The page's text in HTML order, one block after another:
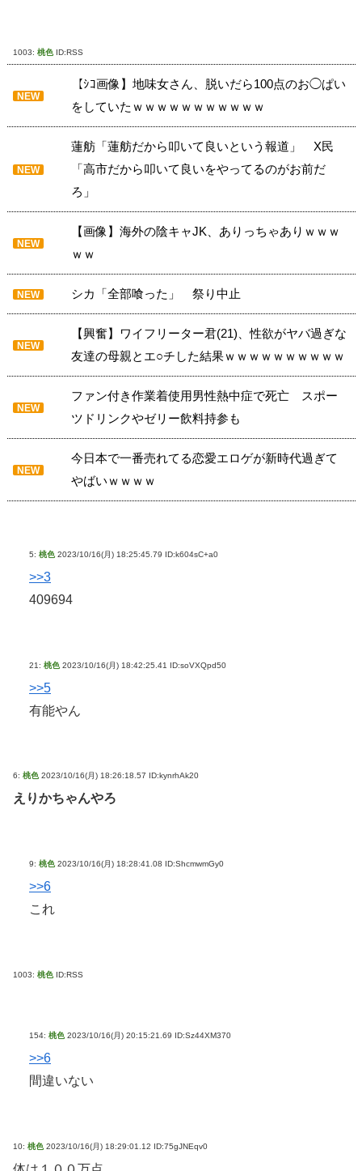
1003: 桃色 ID:RSS
NEW
【ｼｺ画像】地味女さん、脱いだら100点のお◯ぱい
をしていたｗｗｗｗｗｗｗｗｗｗｗ
NEW
蓮舫「蓮舫だから叩いて良いという報道」 X民
「高市だから叩いて良いをやってるのがお前だ
ろ」
NEW
【画像】海外の陰キャJK、ありっちゃありｗｗｗ
ｗｗ
NEW シカ「全部喰った」 祭り中止
NEW
【興奮】ワイフリーター君(21)、性欲がヤバ過ぎな
友達の母親とエ○チした結果ｗｗｗｗｗｗｗｗｗｗ
NEW
ファン付き作業着使用男性熱中症で死亡 スポー
ツドリンクやゼリー飲料持参も
NEW
今日本で一番売れてる恋愛エロゲが新時代過ぎて
やばいｗｗｗｗ
5: 桃色 2023/10/16(月) 18:25:45.79 ID:k604sC+a0
>>3
409694
21: 桃色 2023/10/16(月) 18:42:25.41 ID:soVXQpd50
>>5
有能やん
6: 桃色 2023/10/16(月) 18:26:18.57 ID:kynrhAk20
えりかちゃんやろ
9: 桃色 2023/10/16(月) 18:28:41.08 ID:ShcmwmGy0
>>6
これ
1003: 桃色 ID:RSS
154: 桃色 2023/10/16(月) 20:15:21.69 ID:Sz44XM370
>>6
間違いない
10: 桃色 2023/10/16(月) 18:29:01.12 ID:75gJNEqv0